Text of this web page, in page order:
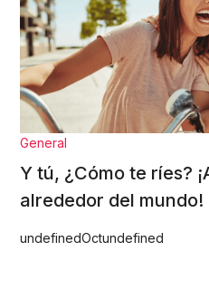
General
Y tú, ¿Cómo te ríes?
alrededor del mundo!
undefinedOctundefined